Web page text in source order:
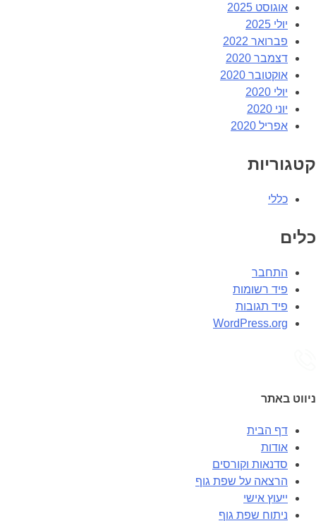
אוגוסט 2025
יולי 2025
פברואר 2022
דצמבר 2020
אוקטובר 2020
יולי 2020
יוני 2020
אפריל 2020
קטגוריות
כללי
כלים
התחבר
פיד רשומות
פיד תגובות
WordPress.org
ניווט באתר
דף הבית
אודות
סדנאות וקורסים
הרצאה על שפת גוף
ייעוץ אישי
ניתוח שפת גוף